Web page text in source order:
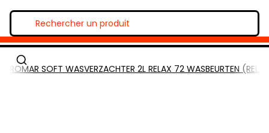
ROMAR SOFT WASVERZACHTER 2L RELAX 72 WASBEURTEN